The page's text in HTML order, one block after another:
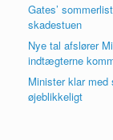
Gates’
skadestuen
Nye tal afslører
indtægterne
Minister klar
øjeblikkeligt